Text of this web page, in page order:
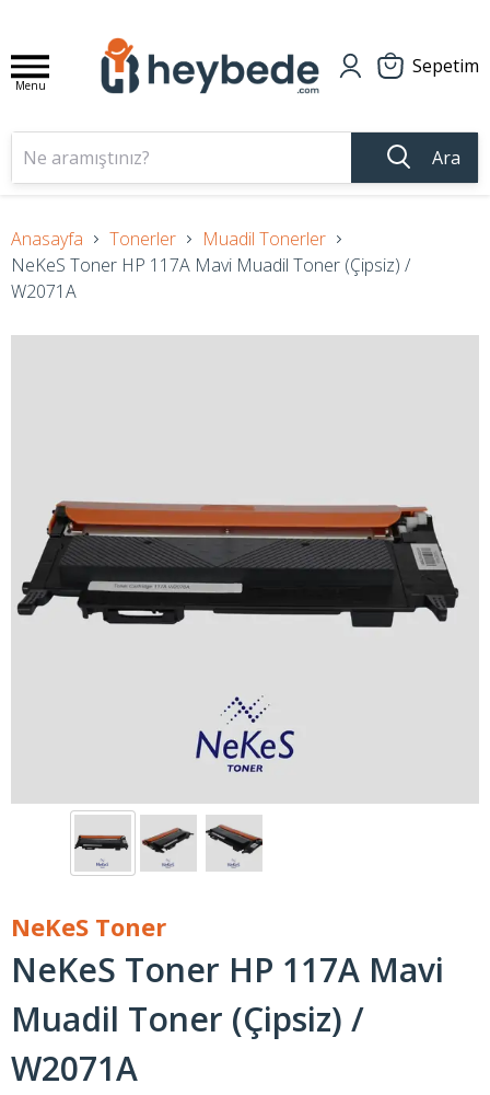
Menu
Sepetim
Ara
Anasayfa Tonerler
Muadil Tonerler
NeKeS Toner HP 117A Mavi Muadil Toner (Çipsiz) /
W2071A
NeKeS Toner
NeKeS Toner HP 117A Mavi
Muadil Toner (Çipsiz) /
W2071A